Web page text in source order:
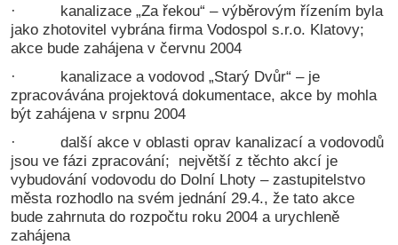
· kanalizace „Za řekou“ – výběrovým řízením byla
jako zhotovitel vybrána firma Vodospol s.r.o. Klatovy;
akce bude zahájena v červnu 2004
· kanalizace a vodovod „Starý Dvůr“ – je
zpracovávána projektová dokumentace, akce by mohla
být zahájena v srpnu 2004
· další akce v oblasti oprav kanalizací a vodovodů
jsou ve fázi zpracování; největší z těchto akcí je
vybudování vodovodu do Dolní Lhoty – zastupitelstvo
města rozhodlo na svém jednání 29.4., že tato akce
bude zahrnuta do rozpočtu roku 2004 a urychleně
zahájena